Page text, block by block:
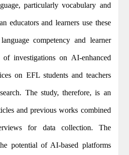
particularly vocabulary and
educators and learners use these
competency and learner
investigations on AI-enhanced
on EFL students and teachers
The study, therefore, is an
and previous works combined
for data collection. The
potential of AI-based platforms